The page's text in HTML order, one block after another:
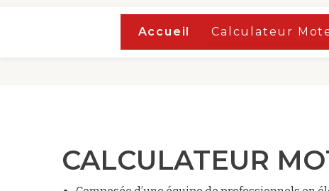
Accueil Calculateur
CALCULATEUR